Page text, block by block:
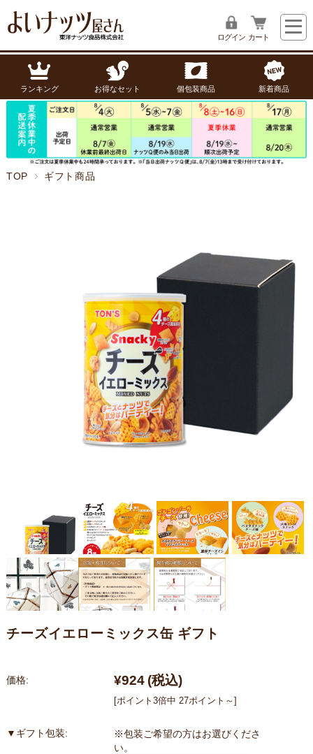
ログイン カート
ランキング お得なセット 個包装商品 新着商品
TOP ギフト商品
チーズイエローミックス缶 ギフト
価格: ¥924 (税込)
[ポイント3倍中 27ポイント～]
▼ギフト包装:
※包装ご希望の方はお選びくださ
い。